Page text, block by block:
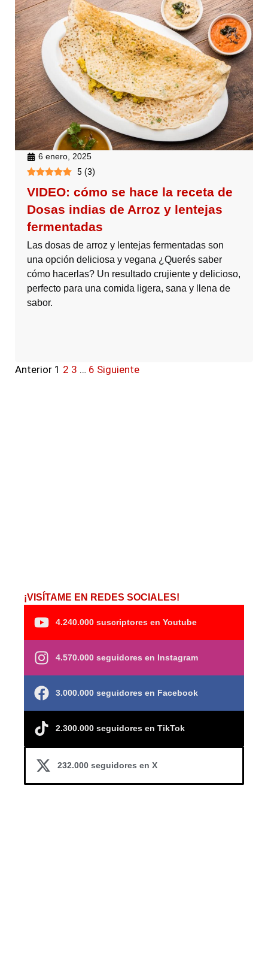
6 enero, 2025
5 (3)
VIDEO: cómo se hace la receta de
Dosas indias de Arroz y lentejas
fermentadas
Las dosas de arroz y lentejas fermentadas son
una opción deliciosa y vegana ¿Querés saber
cómo hacerlas? Un resultado crujiente y delicioso,
perfecto para una comida ligera, sana y llena de
sabor.
Anterior 1 2 3 … 6 Siguiente
¡VISÍTAME EN REDES SOCIALES!
4.240.000 suscriptores en Youtube
4.570.000 seguidores en Instagram
3.000.000 seguidores en Facebook
2.300.000 seguidores en TikTok
232.000 seguidores en X